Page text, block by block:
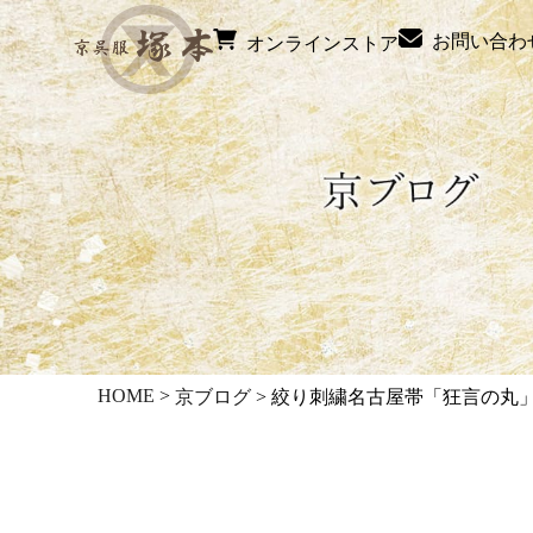
オンラインストア お問い合わ
HOME > 京ブログ > 絞り刺繍名古屋帯「狂言の丸